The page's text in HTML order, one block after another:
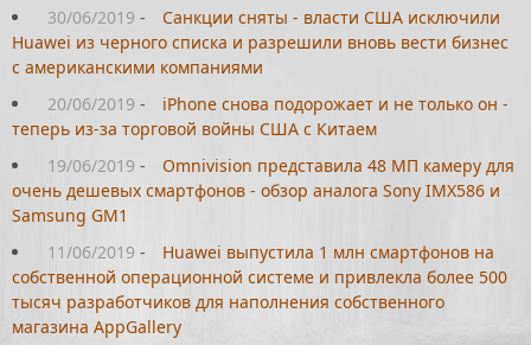
30/06/2019 -
Санкции сняты - власти США исключили
Huawei из черного списка и разрешили вновь вести бизнес
с американскими компаниями
20/06/2019 -
iPhone снова подорожает и не только он -
теперь из-за торговой войны США с Китаем
19/06/2019 -
Omnivision представила 48 МП камеру для
очень дешевых смартфонов - обзор аналога Sony IMX586 и
Samsung GM1
11/06/2019 -
Huawei выпустила 1 млн смартфонов на
собственной операционной системе и привлекла более 500
тысяч разработчиков для наполнения собственного
магазина AppGallery